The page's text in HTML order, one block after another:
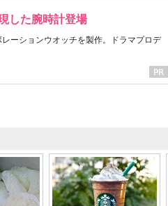
した腕時計登場
ーションウオッチを製作。ドラマプロデ